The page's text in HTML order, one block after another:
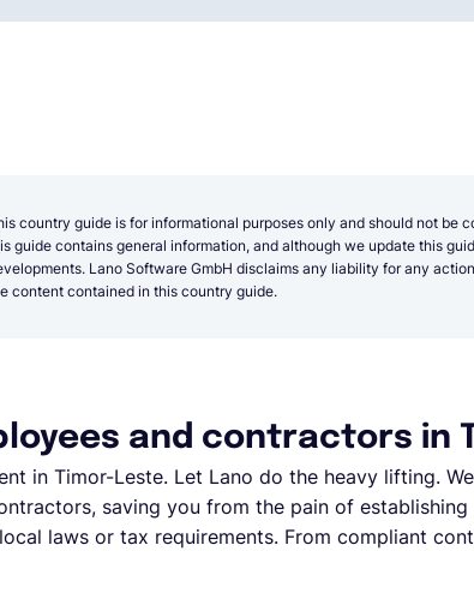
country guide is for informational purposes only and should not be
guide contains general information, and although we update this
Lano Software GmbH disclaims any liability for any
content contained in this country guide.
and contractors in
in Timor-Leste. Let Lano do the heavy lifting.
saving you from the pain of
laws or tax requirements. From compliant